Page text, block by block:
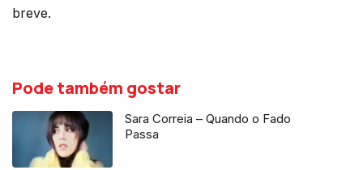
breve.
Pode também gostar
Sara Correia – Quando o Fado
Passa